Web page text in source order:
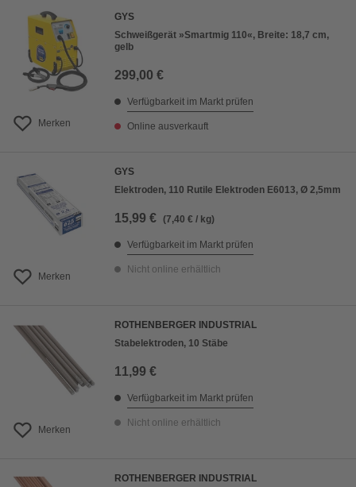
Merken
GYS
Schweißgerät »Smartmig 110«, Breite: 18,7 cm,
gelb
299,00 €
Verfügbarkeit im Markt prüfen
Online ausverkauft
Merken
GYS
Elektroden, 110 Rutile Elektroden E6013, Ø 2,5mm
15,99 € (7,40 € / kg)
Verfügbarkeit im Markt prüfen
Nicht online erhältlich
Merken
ROTHENBERGER INDUSTRIAL
Stabelektroden, 10 Stäbe
11,99 €
Verfügbarkeit im Markt prüfen
Nicht online erhältlich
ROTHENBERGER INDUSTRIAL